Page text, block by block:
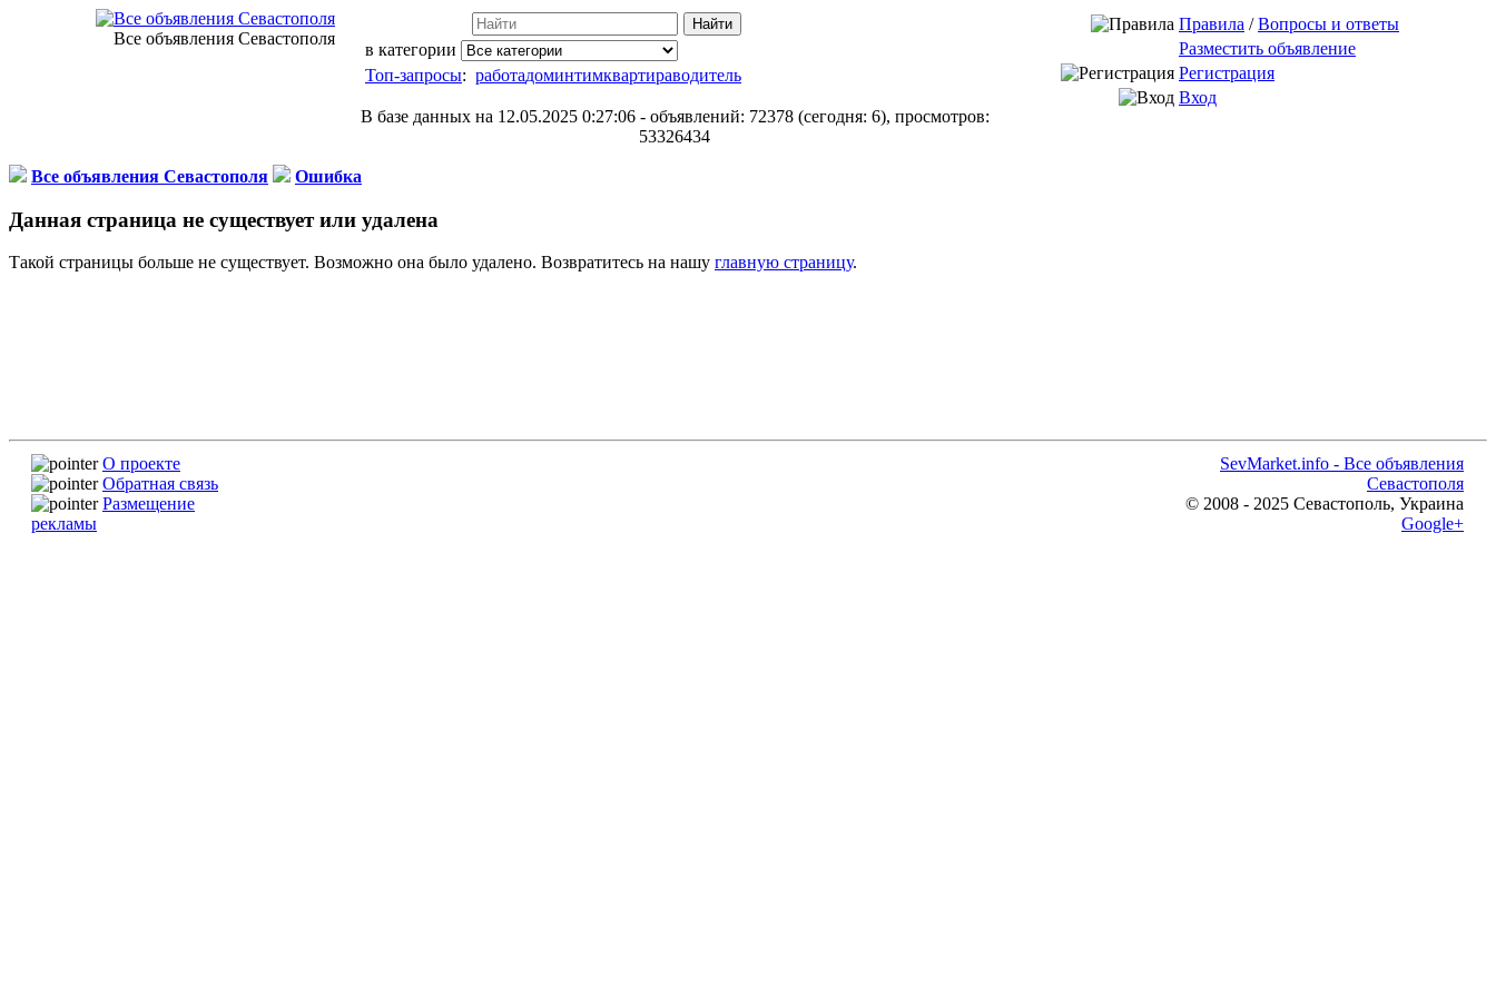
Все объявления Севастополя
в категории
Топ-запросы: работадоминтимквартираводитель
В базе данных на 12.05.2025 0:27:06 - объявлений: 72378 (сегодня: 6), просмотров:
53326434
Правила /Вопросы и ответы
Разместить объявление
Регистрация
Вход
Все объявления Севастополя Ошибка
Данная страница не существует или удалена
Такой страницы больше не существует. Возможно она было удалено. Возвратитесь на нашу главную страницу.
О проекте
Обратная связь
Размещение
рекламы
SevMarket.info - Все объявления
Севастополя
© 2008 - 2025 Севастополь, Украина
Google+